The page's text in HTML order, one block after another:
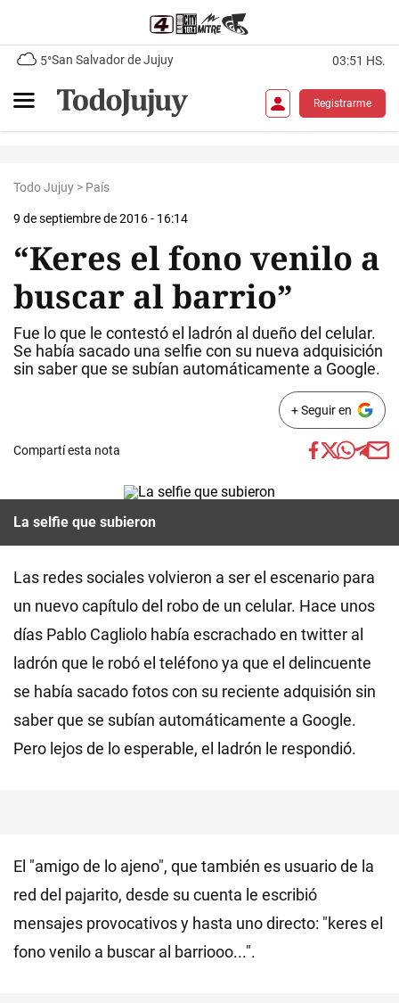
5°San Salvador de Jujuy 03:51 HS.
Registrarme
Todo Jujuy > País
9 de septiembre de 2016 - 16:14
“Keres el fono venilo a
buscar al barrio”
Fue lo que le contestó el ladrón al dueño del celular.
Se había sacado una selfie con su nueva adquisición
sin saber que se subían automáticamente a Google.
+ Seguir en
Compartí esta nota
La selfie que subieron
Las redes sociales volvieron a ser el escenario para
un nuevo capítulo del robo de un celular. Hace unos
días Pablo Cagliolo había escrachado en twitter al
ladrón que le robó el teléfono ya que el delincuente
se había sacado fotos con su reciente adquisión sin
saber que se subían automáticamente a Google.
Pero lejos de lo esperable, el ladrón le respondió.
El "amigo de lo ajeno", que también es usuario de la
red del pajarito, desde su cuenta le escribió
mensajes provocativos y hasta uno directo: "keres el
fono venilo a buscar al barriooo...".